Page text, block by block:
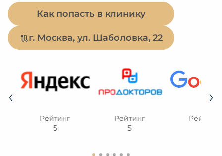
Как попасть в клинику
г. Москва, ул. Шаболовка, 22
Рейтинг
5
Рейтинг
5
Рейтинг